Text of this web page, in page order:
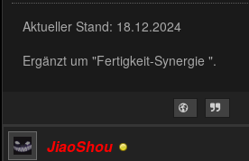
Aktueller Stand: 18.12.2024
Ergänzt um "Fertigkeit-Synergie ".
JiaoShou